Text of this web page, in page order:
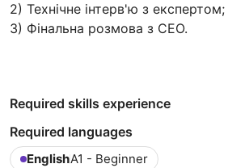
2) Технічне інтерв'ю з експертом;
3) Фінальна розмова з СЕО.
Required skills experience
Required languages
EnglishA1 - Beginner